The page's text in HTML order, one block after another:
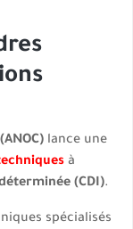
lance une
à
(CDI).
spécialisés